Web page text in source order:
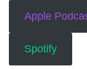
Apple
Spotify